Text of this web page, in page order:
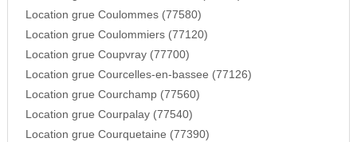
Location grue Coulommes (77580)
Location grue Coulommiers (77120)
Location grue Coupvray (77700)
Location grue Courcelles-en-bassee (77126)
Location grue Courchamp (77560)
Location grue Courpalay (77540)
Location grue Courquetaine (77390)